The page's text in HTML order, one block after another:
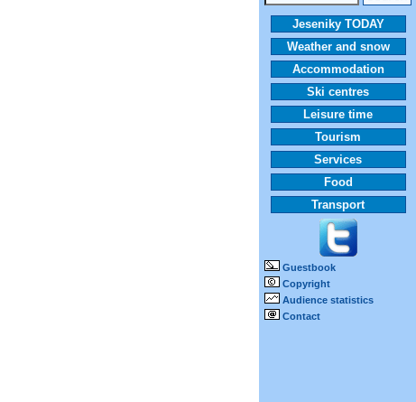
Jeseniky TODAY
Weather and snow
Accommodation
Ski centres
Leisure time
Tourism
Services
Food
Transport
Guestbook
Copyright
Audience statistics
Contact